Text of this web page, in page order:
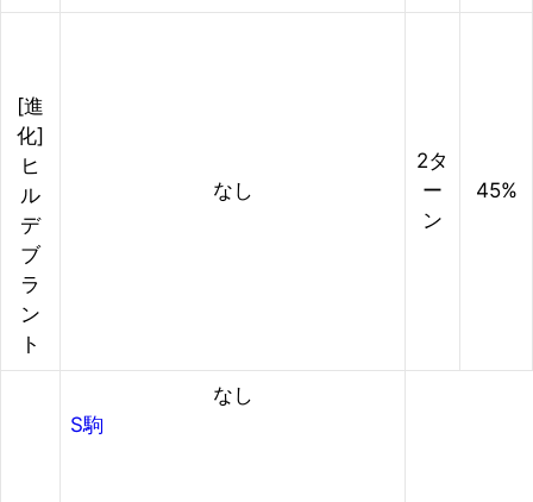
[進
化]
ヒ
ル
デ
ブ
ラ
ン
ト
なし
2タ
ー
ン
45%
なし
S駒